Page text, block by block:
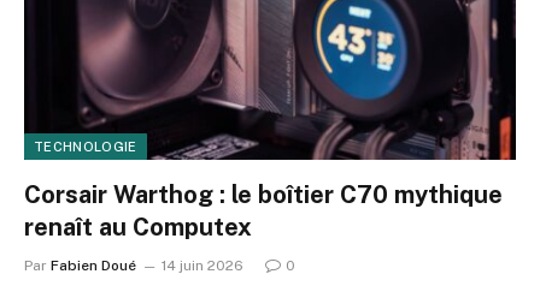
TECHNOLOGIE
Corsair Warthog : le boîtier C70 mythique
renaît au Computex
Par Fabien Doué 14 juin 2026 0